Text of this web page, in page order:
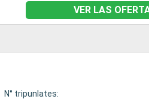
VER LAS
N° tripunlates: